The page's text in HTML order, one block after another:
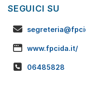
SEGUICI SU
www.fpcida.it/
06485828